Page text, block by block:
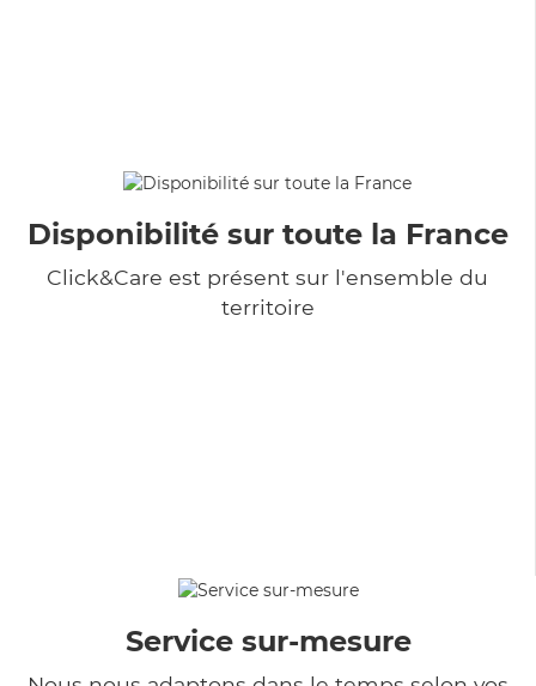
Disponibilité sur toute la France
Click&Care est présent sur l'ensemble du
territoire
Service sur-mesure